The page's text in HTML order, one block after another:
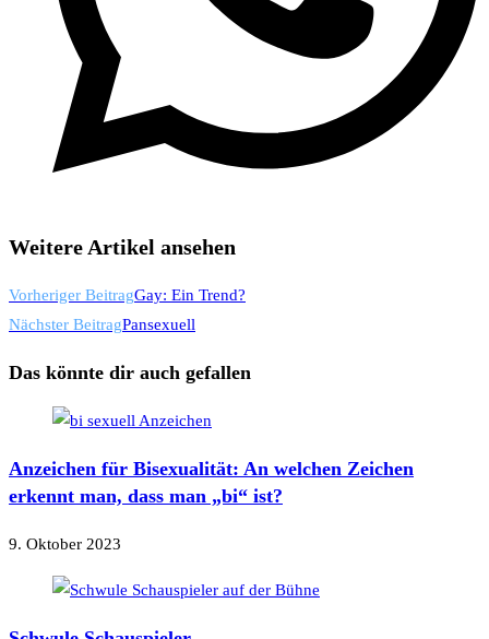
Weitere Artikel ansehen
Vorheriger BeitragGay: Ein Trend?
Nächster BeitragPansexuell
Das könnte dir auch gefallen
Anzeichen für Bisexualität: An welchen Zeichen
erkennt man, dass man „bi“ ist?
9. Oktober 2023